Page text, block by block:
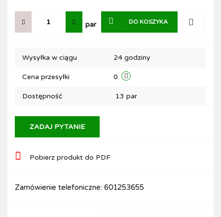
par DO KOSZYKA
Wysyłka w ciągu 24 godziny
Cena przesyłki 0
Dostępność 13 par
ZADAJ PYTANIE
Pobierz produkt do PDF
Zamówienie telefoniczne: 601253655